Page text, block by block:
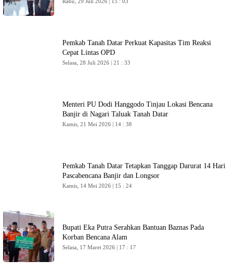
Pemkab Tanah Datar Perkuat Kapasitas Tim Reaksi
Cepat Lintas OPD
Selasa, 28 Juli 2026 | 21 : 33
Menteri PU Dodi Hanggodo Tinjau Lokasi Bencana
Banjir di Nagari Taluak Tanah Datar
Kamis, 21 Mei 2026 | 14 : 38
Pemkab Tanah Datar Tetapkan Tanggap Darurat 14 Hari
Pascabencana Banjir dan Longsor
Kamis, 14 Mei 2026 | 15 : 24
Bupati Eka Putra Serahkan Bantuan Baznas Pada
Korban Bencana Alam
Selasa, 17 Maret 2026 | 17 : 17